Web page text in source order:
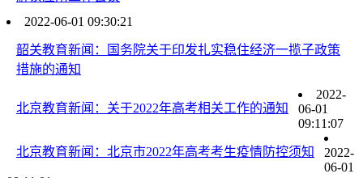
韶关教育新闻：国务院关于印发扎实稳住经济一揽子政策
措施的通知
2022-06-01 09:30:21
北京教育新闻：关于2022年高考相关工作的通知
2022-
06-01
09:11:07
北京教育新闻：北京市2022年高考考生疫情防控须知
2022-
06-01